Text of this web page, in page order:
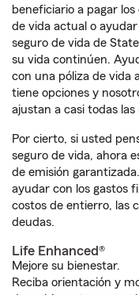
beneficiario a pagar
de vida actual o ayudar
seguro de vida de
su vida continúen.
con una póliza de vida
tiene opciones y
ajustan a casi todas
Por cierto, si usted
seguro de vida, ahora
de emisión
ayudar con los gastos
costos de entierro, las
deudas.
Life Enhanced®
Mejore su bienestar.
Reciba orientación y